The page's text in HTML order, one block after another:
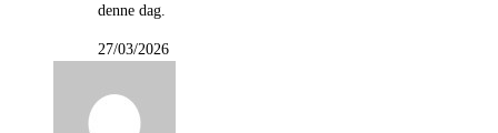
denne dag.
27/03/2026